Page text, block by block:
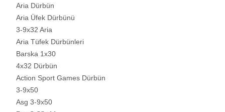
Aria Dürbün
Aria Üfek Dürbünü
3-9x32 Aria
Aria Tüfek Dürbünleri
Barska 1x30
4x32 Dürbün
Action Sport Games Dürbün
3-9x50
Asg 3-9x50